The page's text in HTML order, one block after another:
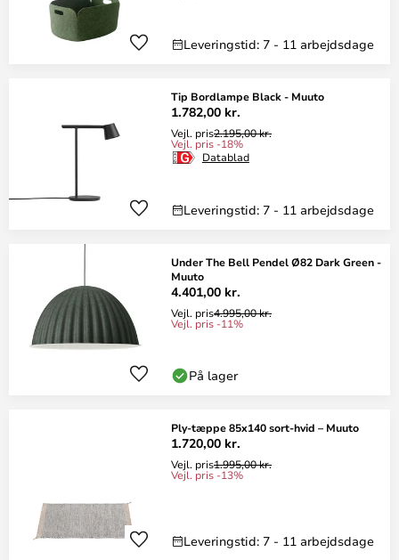
Leveringstid: 7 - 11 arbejdsdage
Tip Bordlampe Black - Muuto
1.782,00 kr.
Vejl. pris2.195,00 kr.
Vejl. pris -18%
Datablad
Leveringstid: 7 - 11 arbejdsdage
Under The Bell Pendel Ø82 Dark Green -
Muuto
4.401,00 kr.
Vejl. pris4.995,00 kr.
Vejl. pris -11%
På lager
Ply-tæppe 85x140 sort-hvid – Muuto
1.720,00 kr.
Vejl. pris1.995,00 kr.
Vejl. pris -13%
Leveringstid: 7 - 11 arbejdsdage